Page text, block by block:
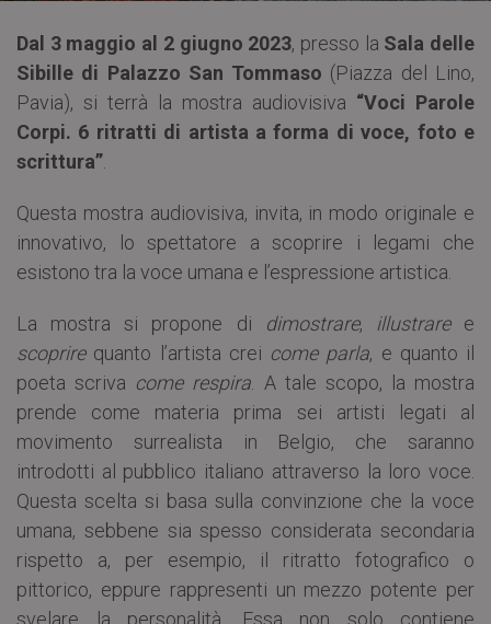
Dal 3 maggio al 2 giugno 2023, presso la Sala delle
Sibille di Palazzo San Tommaso (Piazza del Lino,
Pavia), si terrà la mostra audiovisiva “Voci Parole
Corpi. 6 ritratti di artista a forma di voce, foto e
scrittura”
Questa mostra audiovisiva, invita, in modo originale e
innovativo, lo spettatore a scoprire i legami che
esistono tra la voce umana e l’espressione artistica.
La mostra si propone di dimostrare, illustraree
scoprirequanto l’artista crei come parla, e quanto il
poeta scriva come respira . A tale scopo, la mostra
prende come materia prima sei artisti legati al
movimento surrealista in Belgio, che saranno
introdotti al pubblico italiano attraverso la loro voce.
Questa scelta si basa sulla convinzione che la voce
umana, sebbene sia spesso considerata secondaria
rispetto a, per esempio, il ritratto fotografico o
pittorico, eppure rappresenti un mezzo potente per
svelare la personalità. Essa non solo contiene